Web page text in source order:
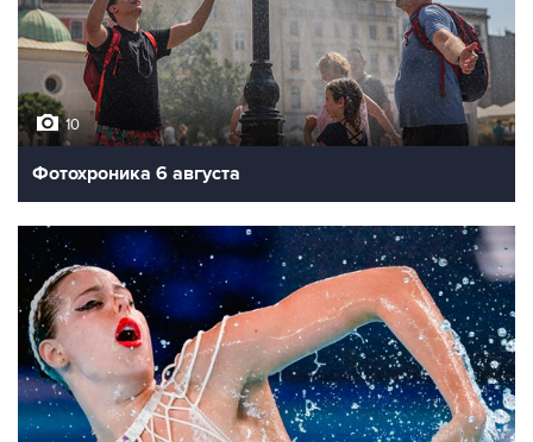
10
Фотохроника 6 августа